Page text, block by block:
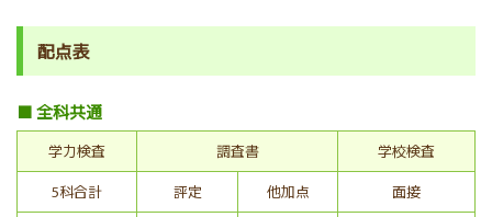
配点表
■ 全科共通
学力検査 調査書
学校検査
5科合計
評定 他加点
面接